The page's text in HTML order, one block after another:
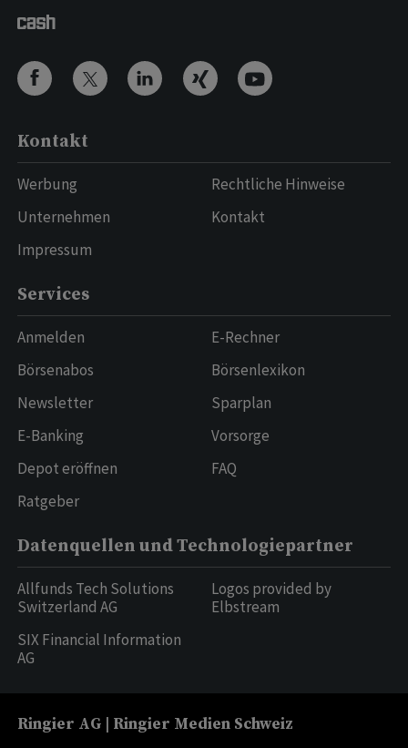
Kontakt
Werbung
Unternehmen
Impressum
Rechtliche Hinweise
Kontakt
Services
Anmelden
Börsenabos
Newsletter
E-Banking
Depot eröffnen
Ratgeber
E-Rechner
Börsenlexikon
Sparplan
Vorsorge
FAQ
Datenquellen und Technologiepartner
Allfunds Tech Solutions
Switzerland AG
SIX Financial Information
AG
Logos provided by
Elbstream
Ringier AG | Ringier Medien Schweiz